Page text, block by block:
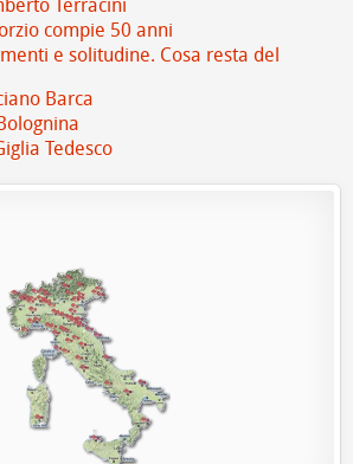
Terracini
compie 50 anni
e solitudine. Cosa resta del
Barca
Tedesco